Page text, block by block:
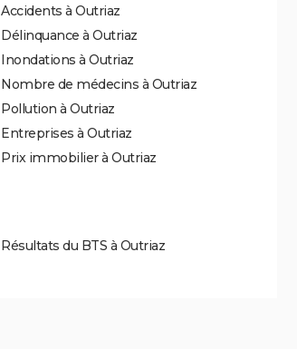
Accidents à Outriaz
Délinquance à Outriaz
Inondations à Outriaz
Nombre de médecins à Outriaz
Pollution à Outriaz
Entreprises à Outriaz
Prix immobilier à Outriaz
Résultats du BTS à Outriaz